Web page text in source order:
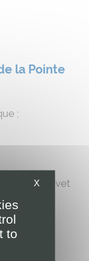
la Pointe
;
– 08600 Givet
X
to